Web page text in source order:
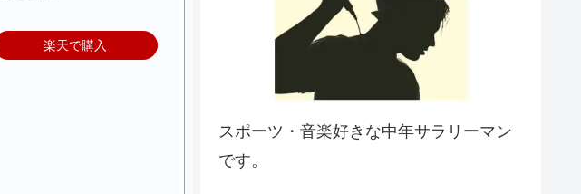
楽天で購入
スポーツ・音楽好きな中年サラリーマン
です。